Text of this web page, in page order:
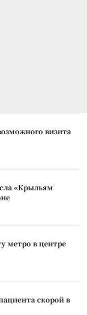
визита
«Крыльям
метро в центре
скорой в